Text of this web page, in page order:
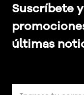
Suscríbete
últimas